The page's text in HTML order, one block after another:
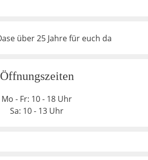
Öffnungszeiten
Mo - Fr: 10 - 18 Uhr
Sa: 10 - 13 Uhr